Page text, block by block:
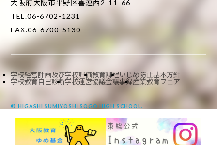
大阪府大阪市平野区喜連西2-11-66
TEL.06-6702-1231
FAX.06-6700-5130
学校経営計画及び学校評価教育課程いじめ防止基本方針
学校教育自己診断学校運営協議会議事録産業教育フェア
© HIGASHI SUMIYOSHI SOGO HIGH SCHOOL.